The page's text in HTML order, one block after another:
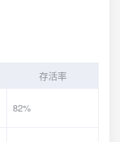
存活率
82%